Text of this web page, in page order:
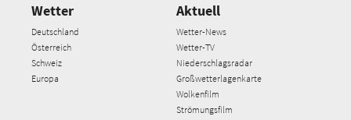
Wetter
Deutschland
Österreich
Schweiz
Europa
Aktuell
Wetter-News
Wetter-TV
Niederschlagsradar
Großwetterlagenkarte
Wolkenfilm
Strömungsfilm